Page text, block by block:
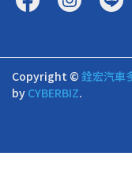
Copyright © 銓宏汽車
by CYBERBIZ.